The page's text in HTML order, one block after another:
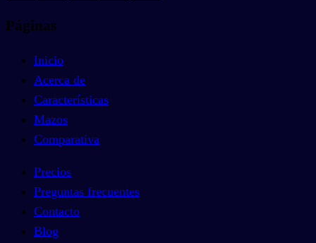
Páginas
Inicio
Acerca de
Características
Mazos
Comparativa
Precios
Preguntas frecuentes
Contacto
Blog